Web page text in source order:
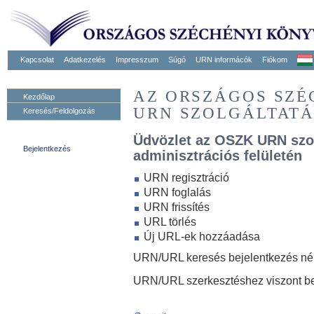
Kapcsolat Adatkezelés Impresszum Súgó URN informácók Fiókom
Kezdőlap
Keresés/Feldolgozás
Bejelentkezés
AZ ORSZÁGOS
URN
Üdvözlet az OSZK URN
adminisztrációs felületén
URN regisztráció
URN foglalás
URN frissítés
URL törlés
Új URL-ek hozzáadása
URN/URL keresés bejelentkezés
URN/URL szerkesztéshez viszont